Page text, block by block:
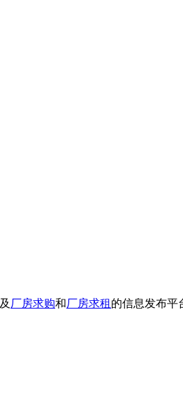
及 厂房求购和厂房求租 的信息发布平